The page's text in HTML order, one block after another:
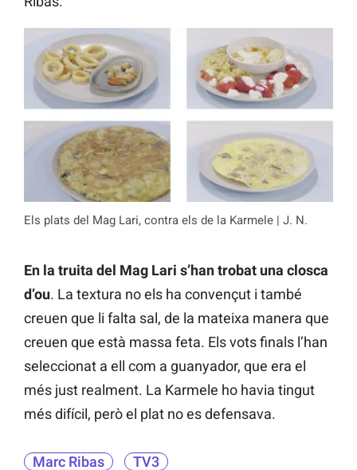
Els plats del Mag Lari, contra els de la Karmele | J. N.
En la truita del Mag Lari s’han trobat una closca
d’ou. La textura no els ha convençut i també
creuen que li falta sal, de la mateixa manera que
creuen que està massa feta. Els vots finals l’han
seleccionat a ell com a guanyador, que era el
més just realment. La Karmele ho havia tingut
més difícil, però el plat no es defensava.
Marc Ribas TV3